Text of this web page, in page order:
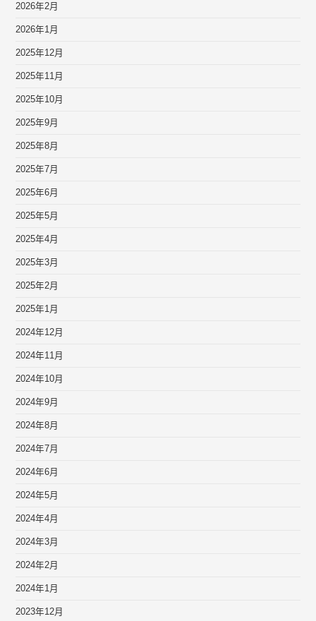
2026年2月
2026年1月
2025年12月
2025年11月
2025年10月
2025年9月
2025年8月
2025年7月
2025年6月
2025年5月
2025年4月
2025年3月
2025年2月
2025年1月
2024年12月
2024年11月
2024年10月
2024年9月
2024年8月
2024年7月
2024年6月
2024年5月
2024年4月
2024年3月
2024年2月
2024年1月
2023年12月